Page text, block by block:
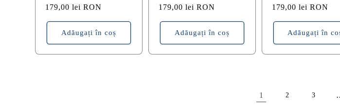
obișnuit
redus
179,00 lei RON
Adăugați în coș
obișnuit
redus
179,00 lei RON
Adăugați în coș
obișnuit
redus
179,00 lei RON
Adăugați în
1 2 3